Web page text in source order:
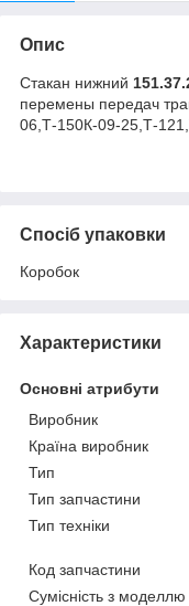
Опис
Стакан нижний
перемены передач
06,Т-150К-09-25,Т-
Спосіб упаковки
Коробок
Характеристики
Основні атрибути
Виробник
Країна виробник
Тип
Тип запчастини
Тип техніки
Код запчастини
Сумісність з моделлю